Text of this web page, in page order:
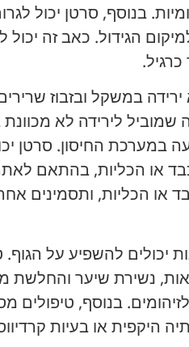
בנוסף, סרטן יכול
הגידול. כאב זה יכול
במשקל ובזבוז
שמוביל לירידה לא
במערכת החיסון. סרטן
או הכליות, בהתאם
או הכליות, ותסמינים
יכולים להשפיע על הגוף.
נשירת שיער והחלשת
בנוסף, טיפולים
היקפית או בעיות